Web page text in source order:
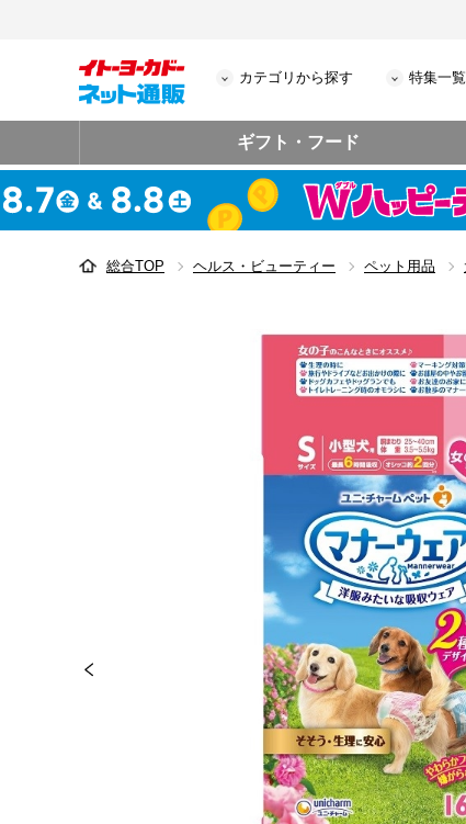
カテゴリから探す 特集一覧
ギフト・フード
総合TOP ヘルス・ビューティー ペット用品